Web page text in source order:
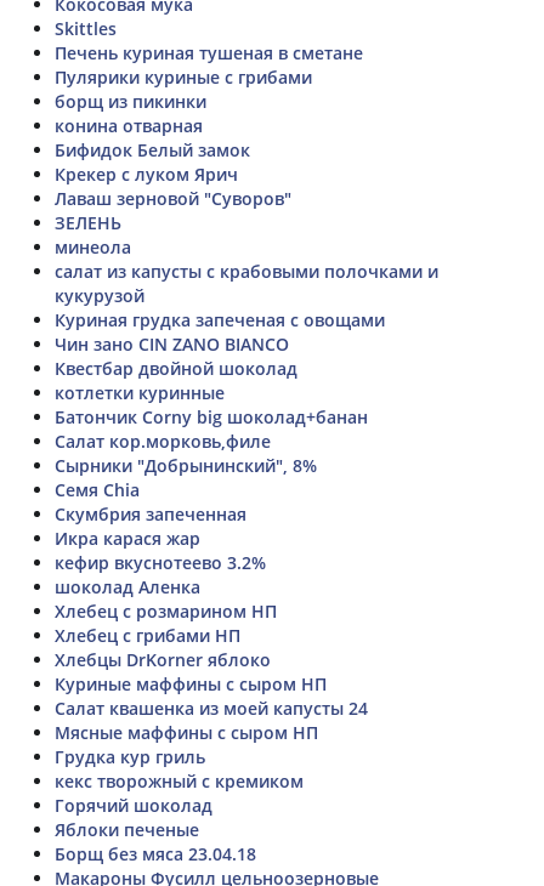
Skittles
Печень куриная тушеная в сметане
Пулярики куриные с грибами
борщ из пикинки
конина отварная
Бифидок Белый замок
Крекер с луком Ярич
Лаваш зерновой "Суворов"
ЗЕЛЕНЬ
минеола
салат из капусты с крабовыми полочками и
кукурузой
Куриная грудка запеченая с овощами
Чин зано CIN ZANO BIANCO
Квестбар двойной шоколад
котлетки куринные
Батончик Corny big шоколад+банан
Салат кор.морковь,филе
Сырники "Добрынинский", 8%
Семя Chia
Скумбрия запеченная
Икра карася жар
кефир вкуснотеево 3.2%
шоколад Аленка
Хлебец с розмарином НП
Хлебец с грибами НП
Хлебцы DrKorner яблоко
Куриные маффины с сыром НП
Салат квашенка из моей капусты 24
Мясные маффины с сыром НП
Грудка кур гриль
кекс творожный с кремиком
Горячий шоколад
Яблоки печеные
Борщ без мяса 23.04.18
Макароны Фусилл цельноозерновые